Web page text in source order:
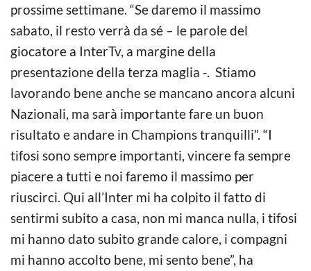
prossime settimane. “Se daremo il massimo
sabato, il resto verrà da sé – le parole del
giocatore a InterTv, a margine della
presentazione della terza maglia -. Stiamo
lavorando bene anche se mancano ancora alcuni
Nazionali, ma sarà importante fare un buon
risultato e andare in Champions tranquilli”. “I
tifosi sono sempre importanti, vincere fa sempre
piacere a tutti e noi faremo il massimo per
riuscirci. Qui all’Inter mi ha colpito il fatto di
sentirmi subito a casa, non mi manca nulla, i tifosi
mi hanno dato subito grande calore, i compagni
mi hanno accolto bene, mi sento bene”, ha